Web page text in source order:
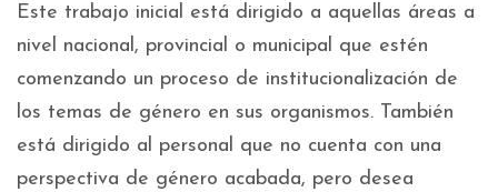
Este trabajo inicial está dirigido a aquellas áreas a
nivel nacional, provincial o municipal que estén
comenzando un proceso de institucionalización de
los temas de género en sus organismos. También
está dirigido al personal que no cuenta con una
perspectiva de género acabada, pero desea